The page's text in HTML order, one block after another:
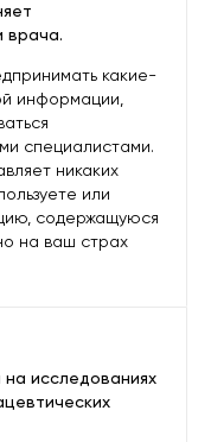
исследованиях
врача.
какие-
информации,
специалистами.
никаких
или
содержащуюся
на ваш страх